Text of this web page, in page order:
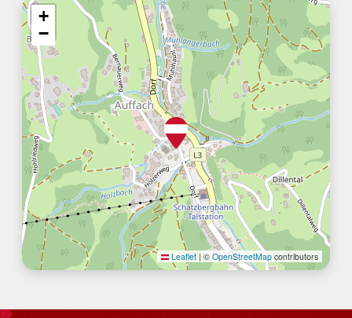
+
−
Leaflet | © OpenStreetMap contributors